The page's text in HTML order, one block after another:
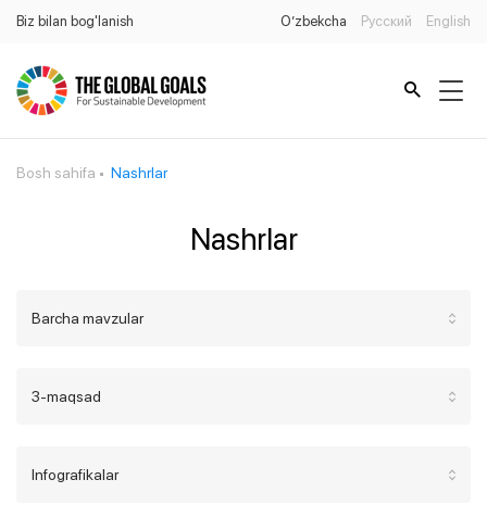
Biz bilan bog'lanish O’zbekcha Русский English
Bosh sahifa Nashrlar
Nashrlar
Barcha mavzular
3-maqsad
Infografikalar